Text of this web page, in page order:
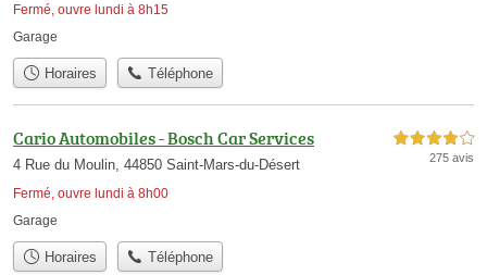
Fermé, ouvre lundi à 8h15
Garage
Horaires Téléphone
Cario Automobiles - Bosch Car Services
4 Rue du Moulin, 44850 Saint-Mars-du-Désert
Fermé, ouvre lundi à 8h00
4,0 étoiles sur 5
275 avis
Garage
Horaires Téléphone